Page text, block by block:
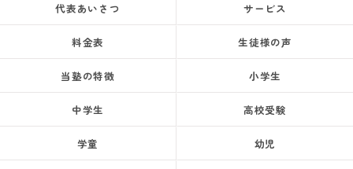
代表あいさつ サービス
料金表 生徒様の声
当塾の特徴 小学生
中学生 高校受験
学童 幼児